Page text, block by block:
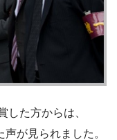
した方からは、
声が見られました。